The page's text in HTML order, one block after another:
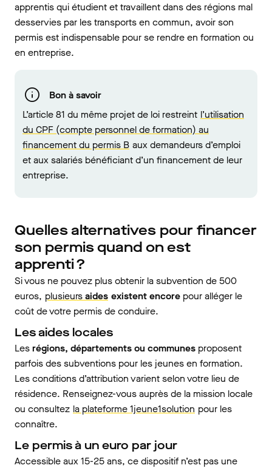
apprentis qui étudient et travaillent dans des régions mal
desservies par les transports en commun, avoir son
permis est indispensable pour se rendre en formation ou
en entreprise.
Bon à savoir
L’article 81 du même projet de loi restreint l’utilisation
du CPF (compte personnel de formation) au
financement du permis B aux demandeurs d’emploi
et aux salariés bénéficiant d’un financement de leur
entreprise.
Quelles alternatives pour financer
son permis quand on est
apprenti ?
Si vous ne pouvez plus obtenir la subvention de 500
euros, plusieursaides existent encore pour alléger le
coût de votre permis de conduire.
Les aides locales
Lesrégions, départements ou communes proposent
parfois des subventions pour les jeunes en formation.
Les conditions d’attribution varient selon votre lieu de
résidence. Renseignez-vous auprès de la mission locale
ou consultez la plateforme 1jeune1solution pour les
connaître.
Le permis à un euro par jour
Accessible aux 15-25 ans, ce dispositif n’est pas une